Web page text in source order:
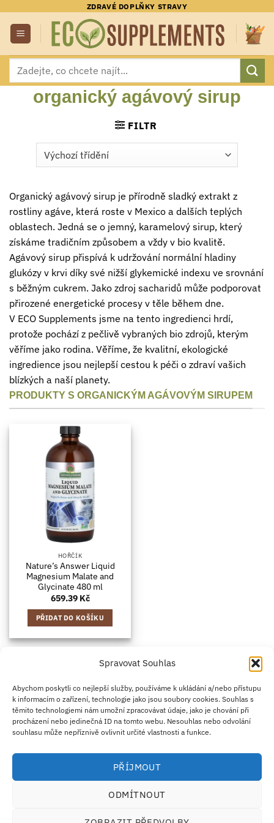
Spravovat Souhlas
Abychom poskytli co nejlepší služby, používáme k ukládání a/nebo přístupu
k informacím o zařízení, technologie jako jsou soubory cookies. Souhlas s
těmito technologiemi nám umožní zpracovávat údaje, jako je chování při
procházení nebo jedinečná ID na tomto webu. Nesouhlas nebo odvolání
souhlasu může nepříznivě ovlivnit určité vlastnosti a funkce.
PŘÍJMOUT
ODMÍTNOUT
obsah
ZDRAVÉ DOPLŇKY STRAVY
Hledat:
organický agávový sirup
FILTR
Organický agávový sirup je přírodně sladký extrakt z
rostliny agáve, která roste v Mexico a dalších teplých
oblastech. Jedná se o jemný, karamelový sirup, který
získáme tradičním způsobem a vždy v bio kvalitě.
Agávový sirup přispívá k udržování normální hladiny
glukózy v krvi díky své nižší glykemické indexu ve srovnání
s běžným cukrem. Jako zdroj sacharidů může podporovat
přirozené energetické procesy v těle během dne.
V ECO Supplements jsme na tento ingredienci hrdí,
protože pochází z pečlivě vybraných bio zdrojů, kterým
věříme jako rodina. Věříme, že kvalitní, ekologické
ingredience jsou nejlepší cestou k péči o zdraví vašich
blízkých a naší planety.
PRODUKTY S ORGANICKÝM AGÁVOVÝM SIRUPEM
HOŘČÍK
Nature’s Answer Liquid
Magnesium Malate and
Glycinate 480 ml
659.39 Kč
PŘIDAT DO KOŠÍKU
Credit
Card
2
Klarna
Apple
Pay
Google
Pay
PayPal
ZÁSADY DOPRAVY
ZÁSADY VRÁCENÍ ZBOŽÍ
OBCHODNÍ PODMÍNKY
KONTAKT O NÁS B2B
IMPRINT
OMEZENÍ ODPOVĚDNOSTI
ZÁSADY COOKIES
Antim I Street, No. 14, fl. 2, law office, 1303 Sofia, Bulharsko
· Email:support@ecosupplements.eu